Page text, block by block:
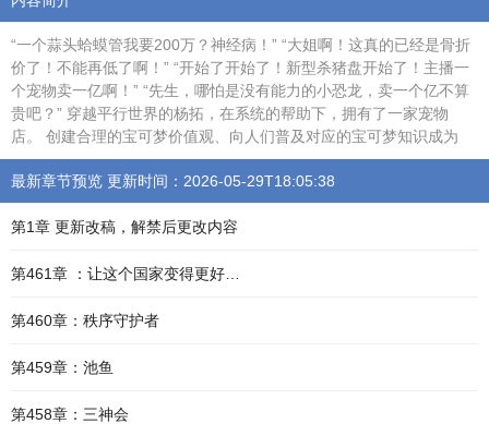
“一个蒜头蛤蟆管我要200万？神经病！” “大姐啊！这真的已经是骨折
价了！不能再低了啊！” “开始了开始了！新型杀猪盘开始了！主播一
个宠物卖一亿啊！” “先生，哪怕是没有能力的小恐龙，卖一个亿不算
贵吧？” 穿越平行世界的杨拓，在系统的帮助下，拥有了一家宠物
店。 创建合理的宝可梦价值观、向人们普及对应的宝可梦知识成为
最新章节预览 更新时间：2026-05-29T18:05:38
第1章 更新改稿，解禁后更改内容
第461章 ：让这个国家变得更好…
第460章：秩序守护者
第459章：池鱼
第458章：三神会